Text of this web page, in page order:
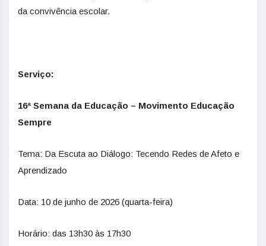
da convivência escolar.
Serviço:
16ª Semana da Educação – Movimento Educação
Sempre
Tema: Da Escuta ao Diálogo: Tecendo Redes de Afeto e
Aprendizado
Data: 10 de junho de 2026 (quarta-feira)
Horário: das 13h30 às 17h30